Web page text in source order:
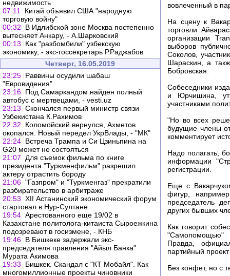
недвижимость
07:11
Китай объявил США "народную
торговую войну"
00:32
В Идлибской зоне Москва постепенно
вытесняет Анкару, - А.Шарковский
00:13
Как "разбомбили" узбекскую
экономику, - экс-госсекретарь Р.Раджабов
Четверг, 16.05.2019
23:25 Раввины осудили шабаш
"Евровидения"
23:16 Под Самаркандом найден полный
автобус с мертвецами, - vesti.uz
23:13 Скончался первый министр связи
Узбекистана К.Рахимов
22:32
Коломойский вернулся, Ахметов
окопался. Новый передел УкрВлады, - "МК"
22:24 Встреча Трампа и Си Цзиньпина на
G20 может не состояться
21:07
Для съемок фильма по книге
президента "Туркменфильм" разрешил
актеру отрастить бороду
21:06 "Газпром" и "Туркменгаз" прекратили
разбирательство в арбитраже
20:53 XII Астанинский экономический форум
стартовал в Нур-Султане
19:54 Арестованного еще 19/02 в
Казахстане политолога-китаиста Сыроежкина
подозревают в госизмене, - КНБ
19:46 В Бишкеке задержали экс-
председателя правления "Айыл Банка"
Мурата Акимова
19:33
Бишкек. Скандал с "КТ Мобайл". Как
многомиллионные проекты чиновники
вовлеченный в
На сцену к
торговли
организации
выборов
Соколов,
Шараскин, а
Бобровская.
Собеседники
и Юрчишина,
участниками
"Но во всех
будущие члены
комментирует
Надо полагать,
информации
регистрации.
Еще с
фигур,
председатель
других бывших
Как говорит
"Самопомощью"
Правда,
партийный
Без конфет, но с